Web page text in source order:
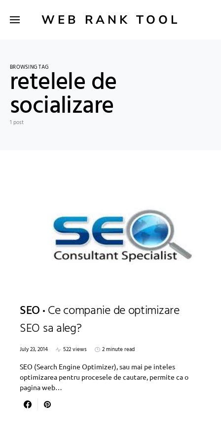
WEB RANK TOOL
BROWSING TAG
retelele de
socializare
1 post
SEO Ce companie de optimizare
SEO sa aleg?
July 23, 2014 522 views
2 minute read
SEO (Search Engine Optimizer), sau mai pe inteles
optimizarea pentru procesele de cautare, permite ca o
pagina web…